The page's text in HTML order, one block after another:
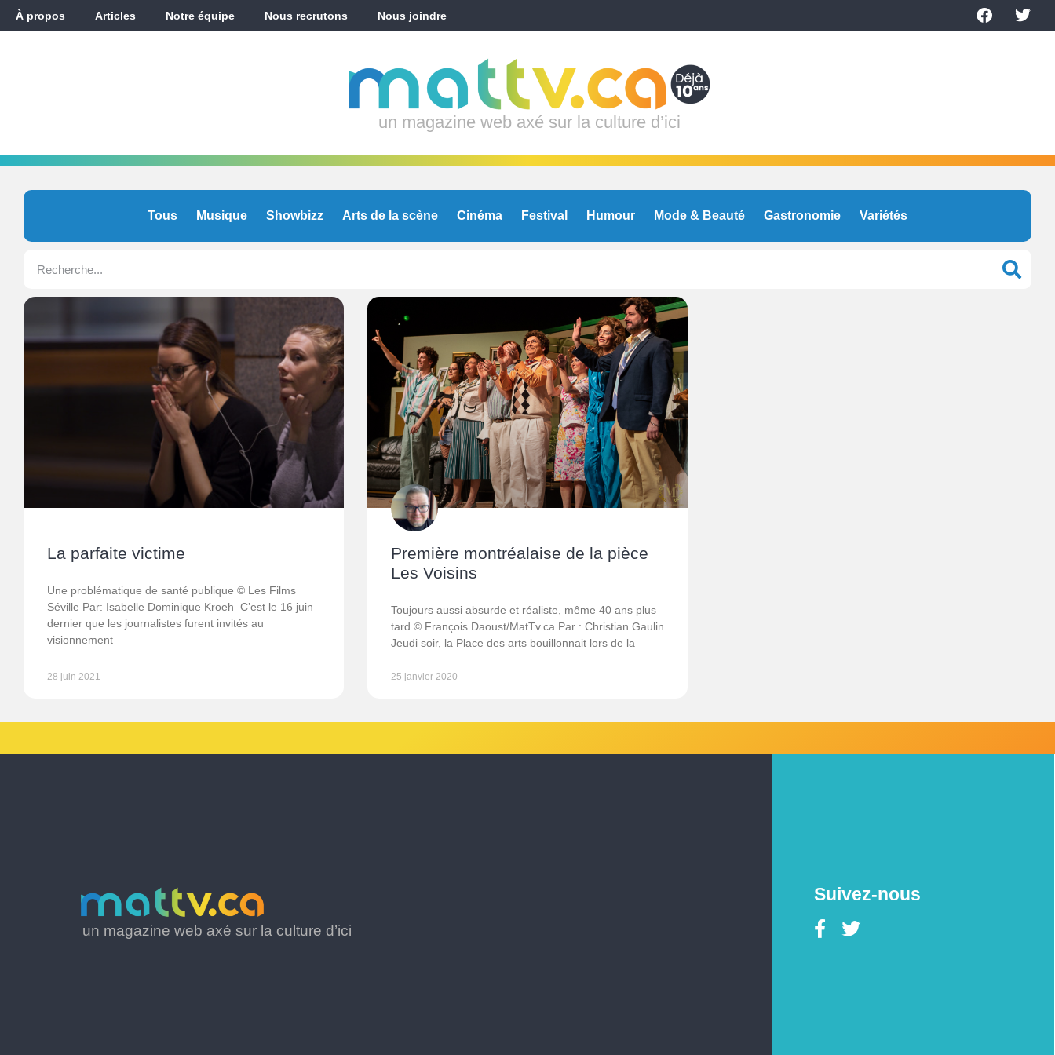
À propos Articles Notre équipe Nous recrutons Nous joindre
un magazine web axé sur la culture d’ici
Tous Musique Showbizz Arts de la scène Cinéma Festival Humour Mode & Beauté Gastronomie Variétés
La parfaite victime
Une problématique de santé publique © Les Films
Séville Par: Isabelle Dominique Kroeh C’est le 16 juin
dernier que les journalistes furent invités au
visionnement
28 juin 2021
Première montréalaise de la pièce
Les Voisins
Toujours aussi absurde et réaliste, même 40 ans plus
tard © François Daoust/MatTv.ca Par : Christian Gaulin
Jeudi soir, la Place des arts bouillonnait lors de la
25 janvier 2020
un magazine web axé sur la culture d’ici
Suivez-nous